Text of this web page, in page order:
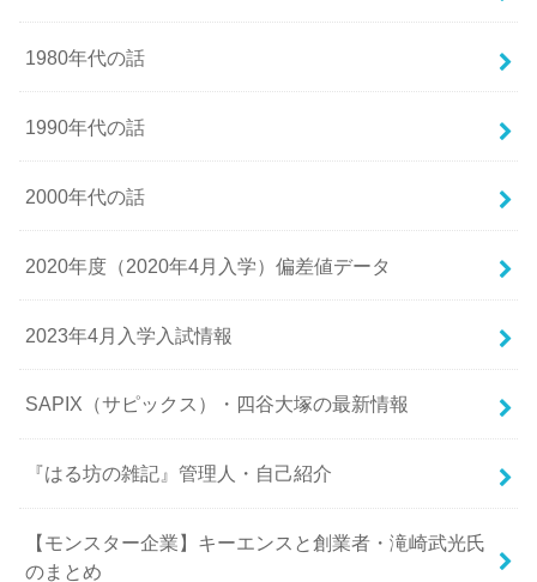
1980年代の話
1990年代の話
2000年代の話
2020年度（2020年4月入学）偏差値データ
2023年4月入学入試情報
SAPIX（サピックス）・四谷大塚の最新情報
『はる坊の雑記』管理人・自己紹介
【モンスター企業】キーエンスと創業者・滝崎武光氏
のまとめ